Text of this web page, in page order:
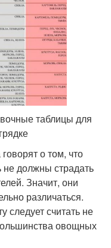
таблицы для
о том, что
не должны страдать
Значит, они
различаться.
следует считать не
овощных